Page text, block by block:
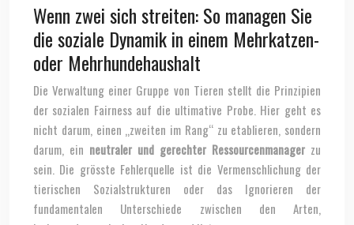
Wenn zwei sich streiten: So managen Sie
die soziale Dynamik in einem Mehrkatzen-
oder Mehrhundehaushalt
Die Verwaltung einer Gruppe von Tieren stellt die Prinzipien
der sozialen Fairness auf die ultimative Probe. Hier geht es
nicht darum, einen „zweiten im Rang“ zu etablieren, sondern
darum, ein neutraler und gerechter Ressourcenmanager zu
sein. Die grösste Fehlerquelle ist die Vermenschlichung der
tierischen Sozialstrukturen oder das Ignorieren der
fundamentalen Unterschiede zwischen den Arten,